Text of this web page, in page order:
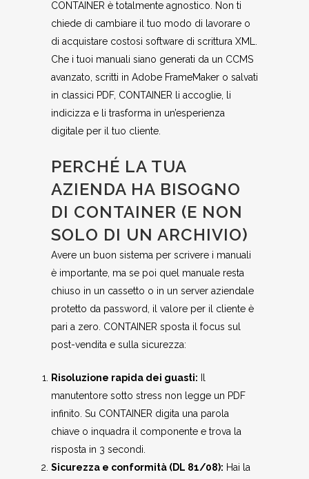
CONTAINER è totalmente agnostico. Non ti
chiede di cambiare il tuo modo di lavorare o
di acquistare costosi software di scrittura XML.
Che i tuoi manuali siano generati da un CCMS
avanzato, scritti in Adobe FrameMaker o salvati
in classici PDF, CONTAINER li accoglie, li
indicizza e li trasforma in un’esperienza
digitale per il tuo cliente.
PERCHÉ LA TUA
AZIENDA HA BISOGNO
DI CONTAINER (E NON
SOLO DI UN ARCHIVIO)
Avere un buon sistema per scrivere i manuali
è importante, ma se poi quel manuale resta
chiuso in un cassetto o in un server aziendale
protetto da password, il valore per il cliente è
pari a zero. CONTAINER sposta il focus sul
post-vendita e sulla sicurezza:
Risoluzione rapida dei guasti: Il
manutentore sotto stress non legge un PDF
infinito. Su CONTAINER digita una parola
chiave o inquadra il componente e trova la
risposta in 3 secondi.
Sicurezza e conformità (DL 81/08): Hai la